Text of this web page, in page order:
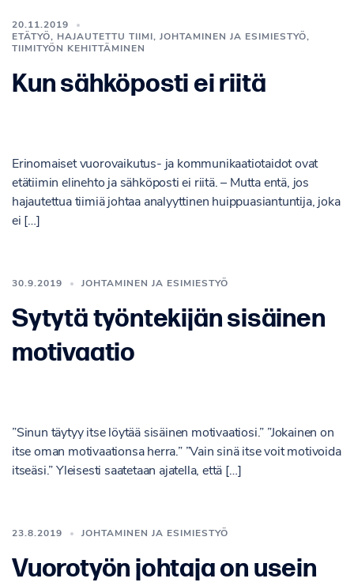
20.11.2019
ETÄTYÖ, HAJAUTETTU TIIMI , JOHTAMINEN JA ESIMIESTYÖ,
TIIMITYÖN KEHITTÄMINEN
Kun sähköposti ei riitä
Erinomaiset vuorovaikutus- ja kommunikaatiotaidot ovat
etätiimin elinehto ja sähköposti ei riitä. – Mutta entä, jos
hajautettua tiimiä johtaa analyyttinen huippuasiantuntija, joka
ei […]
30.9.2019 JOHTAMINEN JA ESIMIESTYÖ
Sytytä työntekijän sisäinen
motivaatio
”Sinun täytyy itse löytää sisäinen motivaatiosi.” ”Jokainen on
itse oman motivaationsa herra.” ”Vain sinä itse voit motivoida
itseäsi.” Yleisesti saatetaan ajatella, että […]
23.8.2019 JOHTAMINEN JA ESIMIESTYÖ
Vuorotyön johtaja on usein